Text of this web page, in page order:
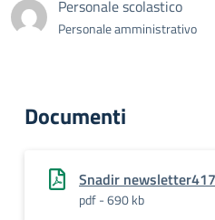
Personale scolastico
Personale amministrativo
Documenti
Snadir newsletter417
pdf - 690 kb